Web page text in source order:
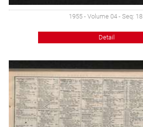
1955 - Volume 04 - Seq: 18
Detail